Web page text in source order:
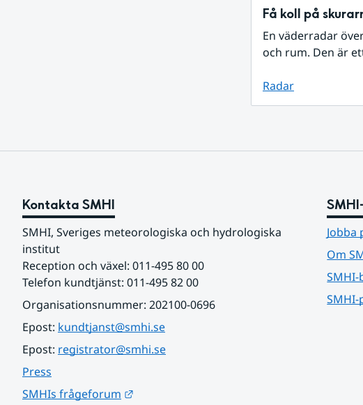
Få koll på
En väderradar
och rum. Den är
Radar
Kontakta SMHI
SMHI, Sveriges meteorologiska och hydrologiska
institut
Reception och växel: 011-495 80 00
Telefon kundtjänst: 011-495 82 00
Organisationsnummer: 202100-0696
Epost: kundtjanst@smhi.se
Epost: registrator@smhi.se
Press
SMHIs frågeforum
Jobba
Om